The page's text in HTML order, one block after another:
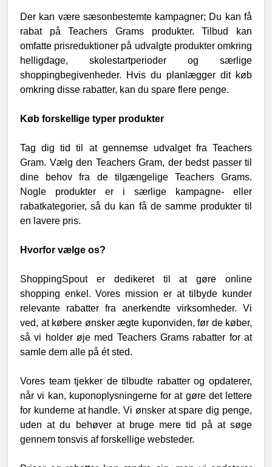
Der kan være sæsonbestemte kampagner; Du kan få
rabat på Teachers Grams produkter. Tilbud kan
omfatte prisreduktioner på udvalgte produkter omkring
helligdage, skolestartperioder og særlige
shoppingbegivenheder. Hvis du planlægger dit køb
omkring disse rabatter, kan du spare flere penge.
Køb forskellige typer produkter
Tag dig tid til at gennemse udvalget fra Teachers
Gram. Vælg den Teachers Gram, der bedst passer til
dine behov fra de tilgængelige Teachers Grams.
Nogle produkter er i særlige kampagne- eller
rabatkategorier, så du kan få de samme produkter til
en lavere pris.
Hvorfor vælge os?
ShoppingSpout er dedikeret til at gøre online
shopping enkel. Vores mission er at tilbyde kunder
relevante rabatter fra anerkendte virksomheder. Vi
ved, at købere ønsker ægte kuponviden, før de køber,
så vi holder øje med Teachers Grams rabatter for at
samle dem alle på ét sted.
Vores team tjekker de tilbudte rabatter og opdaterer,
når vi kan, kuponoplysningerne for at gøre det lettere
for kunderne at handle. Vi ønsker at spare dig penge,
uden at du behøver at bruge mere tid på at søge
gennem tonsvis af forskellige websteder.